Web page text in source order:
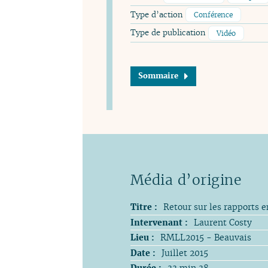
Type d’action Conférence
Type de publication Vidéo
Sommaire
Titre : Retour sur les rapports
Intervenant : Laurent Costy
Lieu : RMLL2015 - Beauvais
Date : Juillet 2015